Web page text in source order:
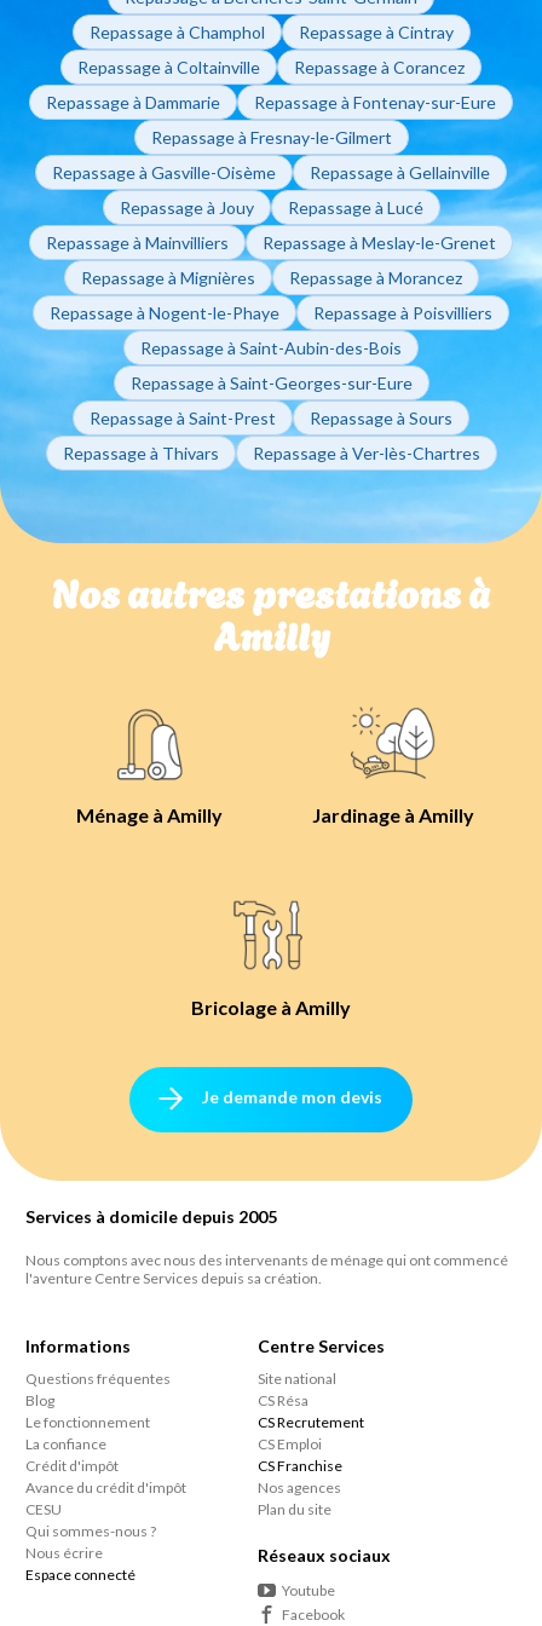
Repassage à Champhol
Repassage à Cintray
Repassage à Coltainville
Repassage à Corancez
Repassage à Dammarie
Repassage à Fontenay-sur-Eure
Repassage à Fresnay-le-Gilmert
Repassage à Gasville-Oisème
Repassage à Gellainville
Repassage à Jouy
Repassage à Lucé
Repassage à Mainvilliers
Repassage à Meslay-le-Grenet
Repassage à Mignières
Repassage à Morancez
Repassage à Nogent-le-Phaye
Repassage à Poisvilliers
Repassage à Saint-Aubin-des-Bois
Repassage à Saint-Georges-sur-Eure
Repassage à Saint-Prest
Repassage à Sours
Repassage à Thivars
Repassage à Ver-lès-Chartres
Nos autres prestations à
Amilly
Ménage à Amilly Jardinage à Amilly
Bricolage à Amilly
Je demande mon devis
Services à domicile depuis 2005
Nous comptons avec nous des intervenants de ménage qui ont commencé
l'aventure Centre Services depuis sa création.
Informations
Questions fréquentes
Blog
Le fonctionnement
La confiance
Crédit d'impôt
Avance du crédit d'impôt
CESU
Qui sommes-nous ?
Nous écrire
Espace connecté
Centre Services
Site national
CS Résa
CS Recrutement
CS Emploi
CS Franchise
Nos agences
Plan du site
Réseaux sociaux
Youtube
Facebook